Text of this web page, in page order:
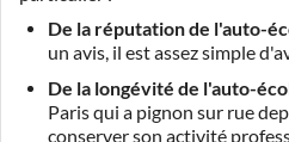
De la réputation de l'auto-
un avis, il est assez simple
De la longévité de l'auto-
Paris qui a pignon sur rue
conserver son activité